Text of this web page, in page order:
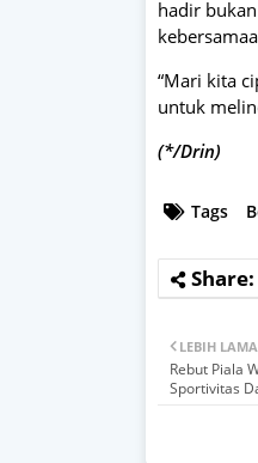
hadir
“Mari kita
untuk
(*/Drin)
Tags
LEBIH LAMA
Rebut Piala
Sportivitas